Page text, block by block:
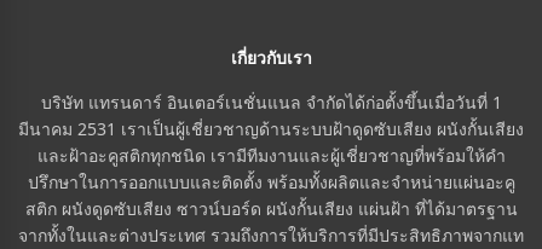
เกี่ยวกับเรา
บริษัท แทรนดาร์ อินเตอร์เนชั่นแนล จำกัดได้ก่อตั้งขึ้นเมื่อวันที่ 1
มีนาคม 2531 เราเป็นผู้เชี่ยวชาญด้านระบบฝ้าดูดซับเสียง ผนังกั้นเสียง
และฝ้าอะคูสติกทุกชนิด เรามีทีมงานและผู้เชี่ยวชาญที่พร้อมให้คำ
ปรึกษาในการออกแบบและติดตั้ง พร้อมทั้งผลิตและจำหน่ายแผ่นอะคู
สติก ผนังดูดซับเสียง ซาวน์บอร์ด ผนังกั้นเสียง แผ่นฝ้า ที่ได้มาตรฐาน
จากทั้งในและต่างประเทศ รวมถึงการให้บริการที่มีประสิทธิภาพจากแท